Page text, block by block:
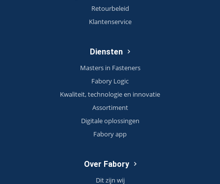
Retourbeleid
Klantenservice
Diensten
Masters in Fasteners
Fabory Logic
Kwaliteit, technologie en innovatie
Assortiment
Digitale oplossingen
Fabory app
Over Fabory
Dit zijn wij